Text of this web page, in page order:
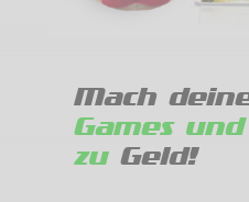
Mach
Games
zuGeld!